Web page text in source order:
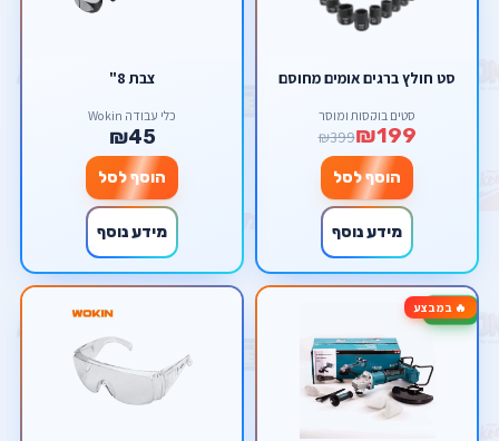
סט חולץ ברגים אומים מחוסם
סטים בוקסות ומוסך
₪199
₪399
הוסף לסל
מידע נוסף
צבת 8"
כלי עבודה Wokin
₪45
הוסף לסל
מידע נוסף
🔥 במבצע-44%